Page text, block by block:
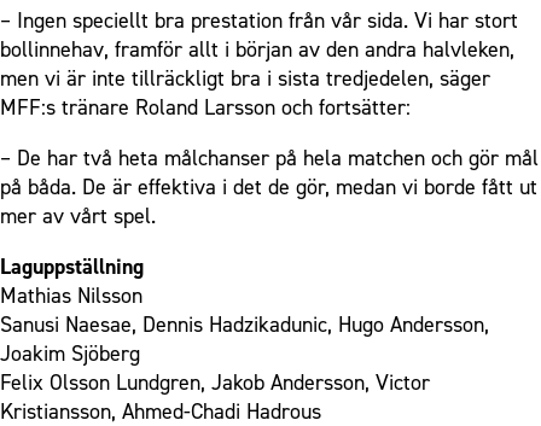
Vanliga frågor om 1910 Event
Grundskolefotboll mot rasismer
Skolakademier
Fonder
Policydokument
Personuppgiftspolicy
– Ingen speciellt bra prestation från vår sida. Vi har stort
bollinnehav, framför allt i början av den andra halvleken,
men vi är inte tillräckligt bra i sista tredjedelen, säger
MFF:s tränare Roland Larsson och fortsätter:
– De har två heta målchanser på hela matchen och gör mål
på båda. De är effektiva i det de gör, medan vi borde fått ut
mer av vårt spel.
Laguppställning
Mathias Nilsson
Sanusi Naesae, Dennis Hadzikadunic, Hugo Andersson,
Joakim Sjöberg
Felix Olsson Lundgren, Jakob Andersson, Victor
Kristiansson, Ahmed-Chadi Hadrous